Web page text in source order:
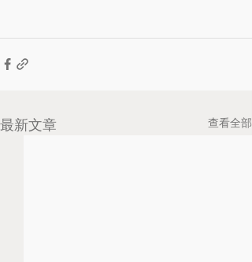
最新文章 查看全部